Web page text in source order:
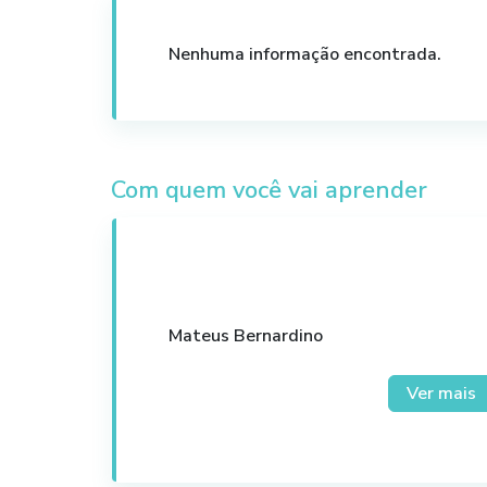
Nenhuma informação encontrada.
Com quem você vai aprender
Mateus Bernardino
10 anos de experiência com
10 anos de experiência emVer mais